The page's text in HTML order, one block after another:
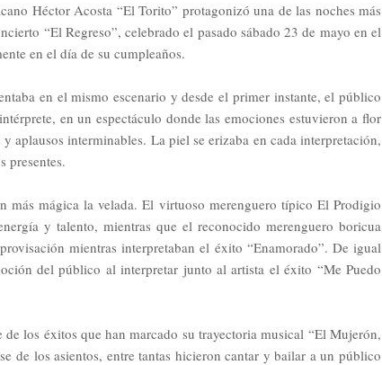
Héctor Acosta “El Torito” protagonizó una de las noches más
“El Regreso”, celebrado el pasado sábado 23 de mayo en el
en el día de su cumpleaños.
en el mismo escenario y desde el primer instante, el público
en un espectáculo donde las emociones estuvieron a flor
aplausos interminables. La piel se erizaba en cada interpretación,
presentes.
mágica la velada. El virtuoso merenguero típico El Prodigio
y talento, mientras que el reconocido merenguero boricua
mientras interpretaban el éxito “Enamorado”. De igual
del público al interpretar junto al artista el éxito “Me Puedo
los éxitos que han marcado su trayectoria musical “El Mujerón,
de los asientos, entre tantas hicieron cantar y bailar a un público